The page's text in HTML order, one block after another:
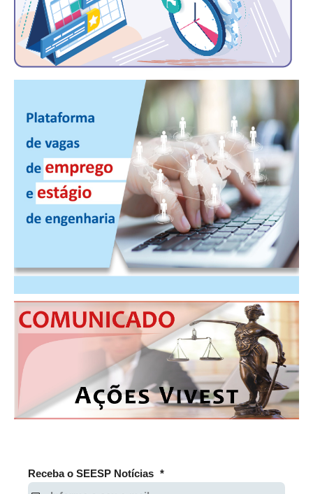
NOTÍCIAS
CONTEÚDO ESPECIAL
NOTÍCIAS NO WHATSAPP
FOTOS
PUBLICAÇÕES
MANUAL DE REDAÇÃO
CONTATO
CADASTRO
ASSOCIE-SE
ATUALIZAÇÃO CADASTRAL
Receba o SEESP Notícias *